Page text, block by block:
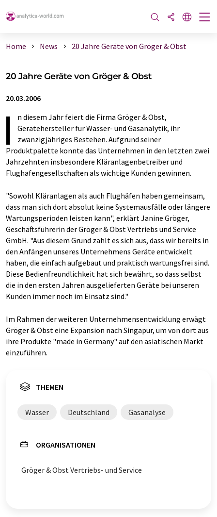
Home News 20 Jahre Geräte von Gröger & Obst
20 Jahre Geräte von Gröger & Obst
20.03.2006
I
n diesem Jahr feiert die Firma Gröger & Obst,
Gerätehersteller für Wasser- und Gasanalytik, ihr
zwanzigjähriges Bestehen. Aufgrund seiner
Produktpalette konnte das Unternehmen in den letzten zwei
Jahrzehnten insbesondere Kläranlagenbetreiber und
Flughafengesellschaften als wichtige Kunden gewinnen.
"Sowohl Kläranlagen als auch Flughäfen haben gemeinsam,
dass man sich dort absolut keine Systemausfälle oder längere
Wartungsperioden leisten kann", erklärt Janine Gröger,
Geschäftsführerin der Gröger & Obst Vertriebs und Service
GmbH. "Aus diesem Grund zahlt es sich aus, dass wir bereits in
den Anfängen unseres Unternehmens Geräte entwickelt
haben, die einfach aufgebaut und praktisch wartungsfrei sind.
Diese Bedienfreundlichkeit hat sich bewährt, so dass selbst
die in den ersten Jahren ausgelieferten Geräte bei unseren
Kunden immer noch im Einsatz sind."
Im Rahmen der weiteren Unternehmensentwicklung erwägt
Gröger & Obst eine Expansion nach Singapur, um von dort aus
ihre Produkte "made in Germany" auf den asiatischen Markt
einzuführen.
THEMEN
Wasser Deutschland Gasanalyse
ORGANISATIONEN
Gröger & Obst Vertriebs- und Service